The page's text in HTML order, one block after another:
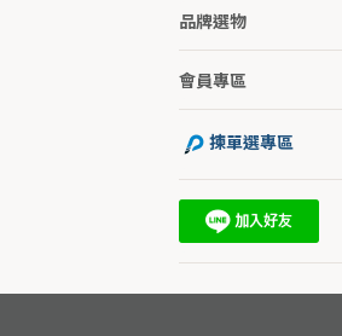
品牌選物
會員專區
揀單選專區